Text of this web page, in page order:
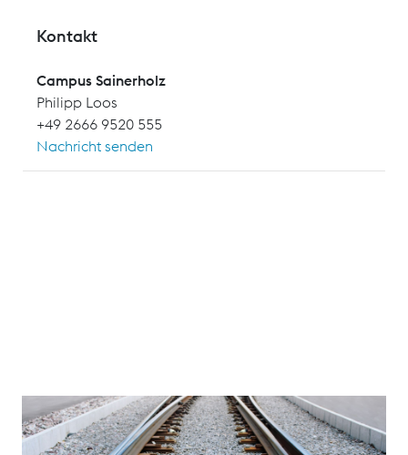
Kontakt
Campus Sainerholz
Philipp Loos
+49 2666 9520 555
Nachricht senden
Kurzum ein Fachmann der sich im und um das System
bestens auskennt. Neben einem schriftlichen Test